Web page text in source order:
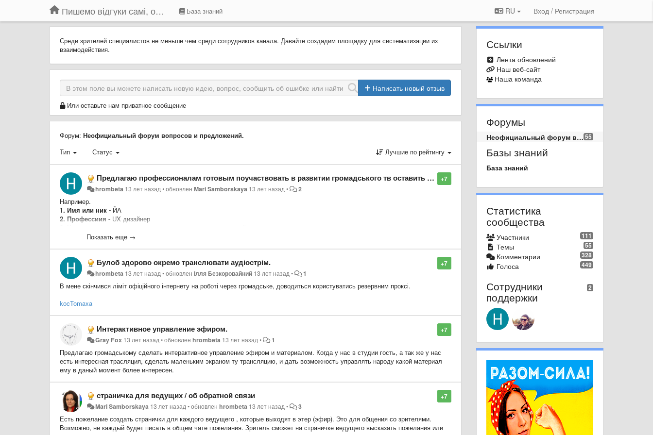
Пишемо відгуки самі, обговорюємо інші ідеї та пропозиції до Громадського Телебачення База знаний RU Вход / Регистрация
Среди зрителей специалистов не меньше чем среди сотрудников канала. Давайте создадим площадку для систематизации их
взаимодействия.
Написать новый отзыв
Или оставьте нам приватное сообщение
Форум: Неофициальный форум вопросов и предложений.
Тип
Статус Лучшие по рейтингу
+7
Предлагаю профессионалам готовым поучаствовать в развитии громадського тв оставить в этой теме свой ник/название профессии
hrombeta 13 лет назад•обновленMari Samborskaya 13 лет назад• 2
Например.
1. Имя или ник - ЙА
2. Профессиия - UX дизайнер
4. Сколько времени вам удобно этому посвятить и в какоке время и дни недели -
1. Имя или ник -
2. Профессиия -
3. Чем хотите помочь -
4. Сколько времени вам удобно этому посвятить и в какоке время и дни недели -
Показать еще →
+7
Булоб здорово окремо транслювати аудіострім.
hrombeta 13 лет назад•обновленІлля Безкоровайний 13 лет назад• 1
В мене скінчився ліміт офіційного інтернету на роботі через громадське, доводиться користуватись резервним проксі.
kocTomaxa
+7
Интерактивное управление эфиром.
Gray Fox 13 лет назад•обновленhrombeta 13 лет назад• 1
Предлагаю громадському сделать интерактивное управление эфиром и материалом. Когда у нас в студии гость, а так же у нас
есть интересная трасляция, сделать маленьким экраном ту трансляцию, и дать возможность управлять народу какой материал
ему в даный момент более интересен.
+7
страничка для ведущих / об обратной связи
Mari Samborskaya 13 лет назад•обновленhrombeta 13 лет назад• 3
Есть пожелание создать странички для каждого ведущего , которые выходят в этер (эфир). Это для общения со зрителями.
Возможно, не каждый будет писать в общем чате пожелания. Зритель сможет на страничке ведущего высказать пожелания или
Ссылки
Лента обновлений
Наш веб-сайт
Наша команда
Форумы
55
Неофициальный форум вопросов и предложений.
Базы знаний
База знаний
Статистика
сообщества
111
Участники
55
Темы
328
Комментарии
449
Голоса
2
Сотрудники
поддержки